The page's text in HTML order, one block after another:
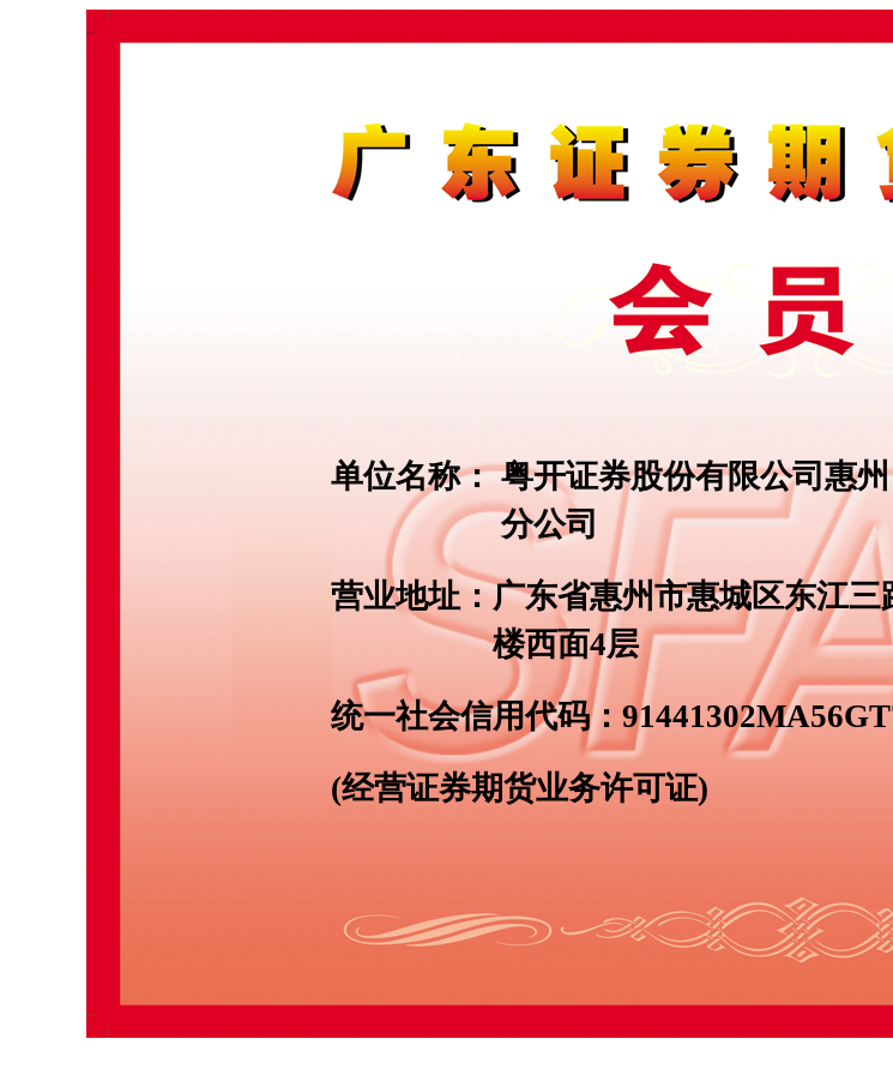
单位名称：粤开证券股份有限公司惠州
分公司
营业地址：广东省惠州市惠城区东江
楼西面4层
统一社会信用代码：
(经营证券期货业务许可证)